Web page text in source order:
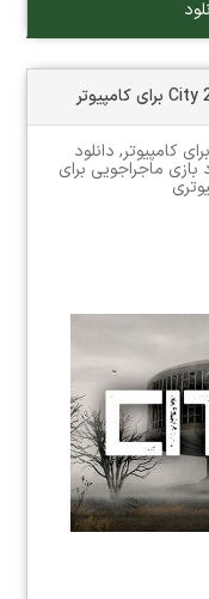
کامپیوتر, دانلود
بازی ماجراجویی برای